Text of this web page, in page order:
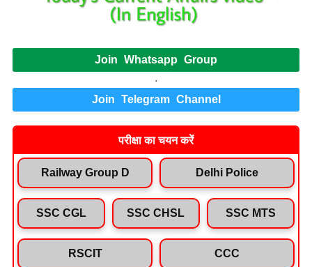
Join Whatsapp Group
.
Join Telegram Channel
परीक्षा का चयन करें
Railway Group D Delhi Police
SSC CGL SSC CHSL SSC MTS
RSCIT CCC